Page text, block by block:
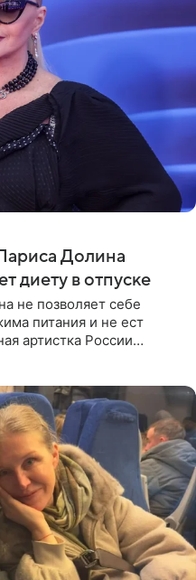
Долина
диету в отпуске
не позволяет себе
питания и не ест
артистка России